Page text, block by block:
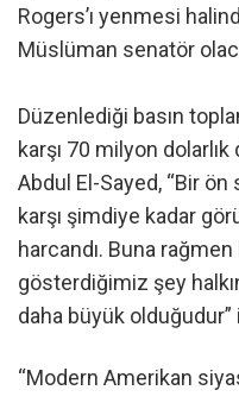
Rogers’ı yenmesi
Müslüman senatör
Düzenlediği basın
karşı 70 milyon dolarlık
Abdul El-Sayed, “Bir
karşı şimdiye kadar
harcandı. Buna
gösterdiğimiz şey
daha büyük olduğudur”
“Modern Amerikan